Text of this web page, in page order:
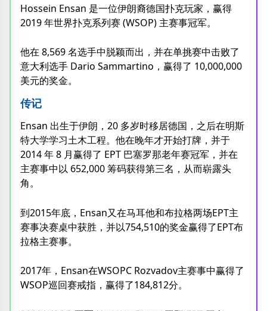
Hossein Ensan 是一位伊朗裔德国扑克玩家，赢得
2019 年世界扑克系列赛 (WSOP) 主赛事冠军。
他在 8,569 名选手中脱颖而出，并在单挑赛中击败了
意大利选手 Dario Sammartino，赢得了 10,000,000
美元的奖金。
传记
Ensan 出生于伊朗，20 多岁时移居德国，之后在明斯
特大学学习土木工程。他在晚年才开始打牌，并于
2014 年 8 月赢得了 EPT 巴塞罗那老年赛冠军，并在
主赛事中以 652,000 筹码获得第三名，从而崭露头
角。
到2015年底，Ensan又在马耳他和布拉格两场EPT主
赛事决赛桌中获胜，并以754,510的奖金赢得了EPT布
拉格主赛事。
2017年，Ensan在WSOPC Rozvadov主赛事中赢得了
WSOP巡回赛戒指，赢得了184,812分。